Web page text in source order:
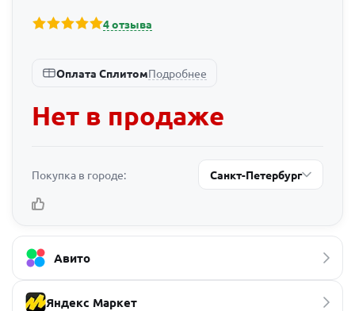
4 отзыва
Оплата СплитомПодробнее
Нет в продаже
Покупка в городе: Санкт-Петербург
Авито
Яндекс Маркет